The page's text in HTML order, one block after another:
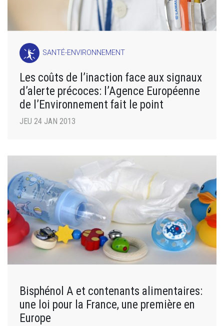
SANTÉ-ENVIRONNEMENT
Les coûts de l’inaction face aux signaux
d’alerte précoces: l’Agence Européenne
de l’Environnement fait le point
JEU 24 JAN 2013
Bisphénol A et contenants alimentaires:
une loi pour la France, une première en
Europe